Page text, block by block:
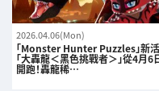
2026.04.06(Mon)
「Monster Hunter Puzzles」新
「大轟龍＜黑色挑戰者＞」從4月6
開跑！轟龍稀…